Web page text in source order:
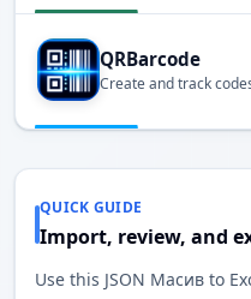
QRBarcode
Create and track
QUICK GUIDE
Import, review, and
Use this JSON Масив to